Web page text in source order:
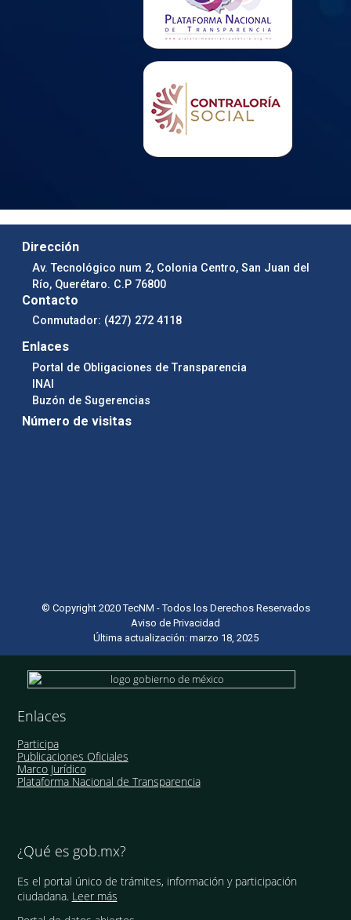
Dirección
Av. Tecnológico num 2, Colonia Centro, San Juan del
Río, Querétaro. C.P 76800
Contacto
Conmutador: (427) 272 4118
Enlaces
Portal de Obligaciones de Transparencia
INAI
Buzón de Sugerencias
Número de visitas
© Copyright 2020 TecNM - Todos los Derechos Reservados
Aviso de Privacidad
Última actualización: marzo 18, 2025
Enlaces
Participa
Publicaciones Oficiales
Marco Jurídico
Plataforma Nacional de Transparencia
¿Qué es gob.mx?
Es el portal único de trámites, información y participación
ciudadana. Leer más